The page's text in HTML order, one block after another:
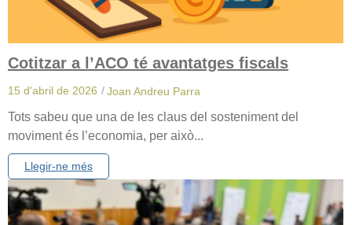
Cotitzar a l’ACO té avantatges fiscals
15 d'abril de 2026 /Joan Andreu Parra
Tots sabeu que una de les claus del sosteniment del
moviment és l’economia, per això...
Llegir-ne més